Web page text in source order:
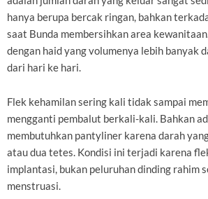
hanya berupa bercak ringan, bahkan
saat Bunda membersihkan area
dengan haid yang volumenya lebih banyak
dari hari ke hari.
Flek kehamilan sering kali tidak sampai
mengganti pembalut berkali-kali. Bahkan
membutuhkan pantyliner karena darah
atau dua tetes. Kondisi ini terjadi karena
implantasi, bukan peluruhan dinding rahim
menstruasi.